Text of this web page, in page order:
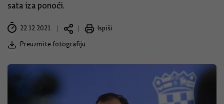
sata iza ponoći.
22.12.2021.
Ispiši
Preuzmite fotografiju